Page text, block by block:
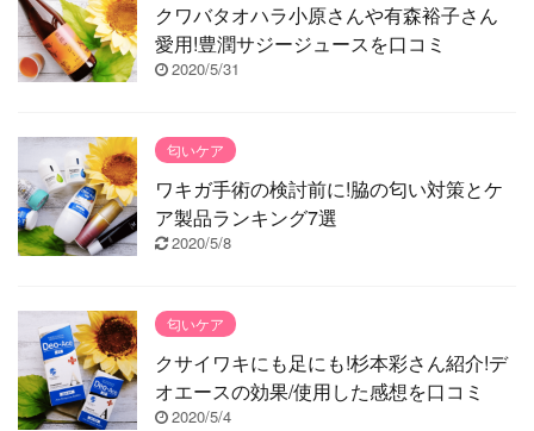
クワバタオハラ小原さんや有森裕子さん
愛用!豊潤サジージュースを口コミ
2020/5/31
匂いケア
ワキガ手術の検討前に!脇の匂い対策とケ
ア製品ランキング7選
2020/5/8
匂いケア
クサイワキにも足にも!杉本彩さん紹介!デ
オエースの効果/使用した感想を口コミ
2020/5/4